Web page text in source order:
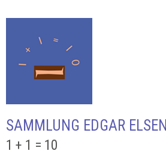
SAMMLUNG EDGAR ELSEN
1 + 1 = 10